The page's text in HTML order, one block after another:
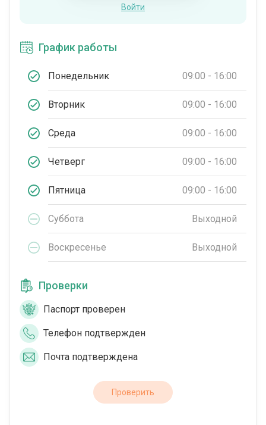
Войти
График работы
Понедельник 09:00 - 16:00
Вторник 09:00 - 16:00
Среда 09:00 - 16:00
Четверг 09:00 - 16:00
Пятница 09:00 - 16:00
Суббота Выходной
Воскресенье Выходной
Проверки
Паспорт проверен
Телефон подтвержден
Почта подтверждена
Проверить